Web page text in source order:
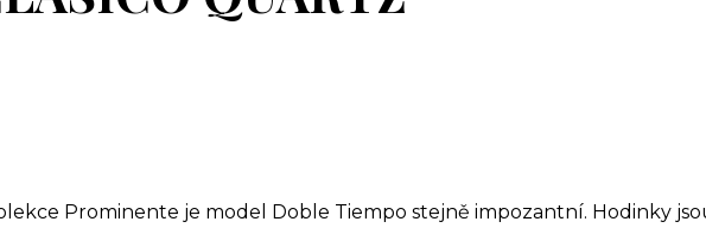
Prominente je model Doble Tiempo stejně impozantní. Hodinky